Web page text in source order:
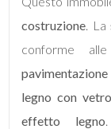
costruzione. La
conforme
pavimentazione
legno con
effetto legno
minimi
1